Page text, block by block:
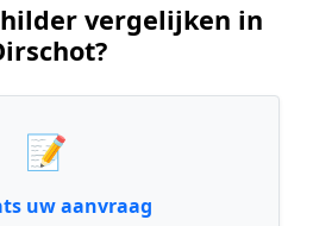
vergelijken in
📝
uw aanvraag